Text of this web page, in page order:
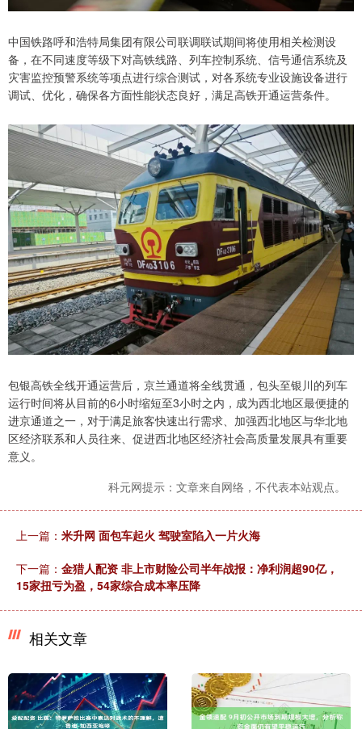
中国铁路呼和浩特局集团有限公司联调联试期间将使用相关检测设
备，在不同速度等级下对高铁线路、列车控制系统、信号通信系统及
灾害监控预警系统等项点进行综合测试，对各系统专业设施设备进行
调试、优化，确保各方面性能状态良好，满足高铁开通运营条件。
包银高铁全线开通运营后，京兰通道将全线贯通，包头至银川的列车
运行时间将从目前的6小时缩短至3小时之内，成为西北地区最便捷的
进京通道之一，对于满足旅客快速出行需求、加强西北地区与华北地
区经济联系和人员往来、促进西北地区经济社会高质量发展具有重要
意义。
科元网提示：文章来自网络，不代表本站观点。
上一篇： 米升网 面包车起火 驾驶室陷入一片火海
下一篇： 金猎人配资 非上市财险公司半年战报：净利润超90亿，
15家扭亏为盈，54家综合成本率压降
相关文章